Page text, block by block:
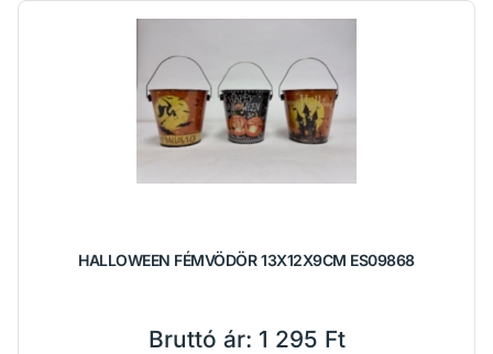
HALLOWEEN FÉMVÖDÖR 13X12X9CM ES09868
Bruttó ár: 1 295 Ft